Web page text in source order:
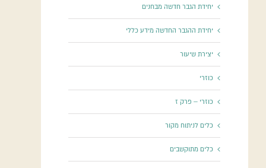
יחידת הגבר חדשה מבחנים
יחידת ההגבר החדשה מידע כללי
יצירת שיעור
כוזרי
כוזרי – פרק ז
כלים לניתוח מקור
כלים מתוקשבים